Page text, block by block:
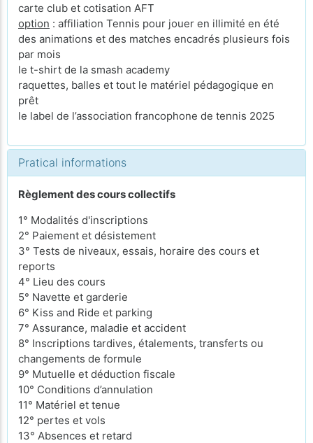
carte club et cotisation AFT
option : affiliation Tennis pour jouer en illimité en été
des animations et des matches encadrés plusieurs fois
par mois
le t-shirt de la smash academy
raquettes, balles et tout le matériel pédagogique en
prêt
le label de l’association francophone de tennis 2025
Pratical informations
Règlement des cours collectifs
1° Modalités d'inscriptions
2° Paiement et désistement
3° Tests de niveaux, essais, horaire des cours et
reports
4° Lieu des cours
5° Navette et garderie
6° Kiss and Ride et parking
7° Assurance, maladie et accident
8° Inscriptions tardives, étalements, transferts ou
changements de formule
9° Mutuelle et déduction fiscale
10° Conditions d’annulation
11° Matériel et tenue
12° pertes et vols
13° Absences et retard